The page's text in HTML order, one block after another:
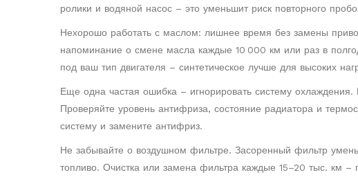
ролики и водяной насос – это уменьшит риск повторного
Нехорошо работать с маслом: лишнее время без замены
напоминание о смене масла каждые 10 000 км или раз в
под ваш тип двигателя – синтетическое лучше для высоких
Еще одна частая ошибка – игнорировать систему
Проверяйте уровень антифриза, состояние радиатора и
систему и замените антифриз.
Не забывайте о воздушном фильтре. Засоренный фильтр
топливо. Очистка или замена фильтра каждые 15–20 тыс. км –